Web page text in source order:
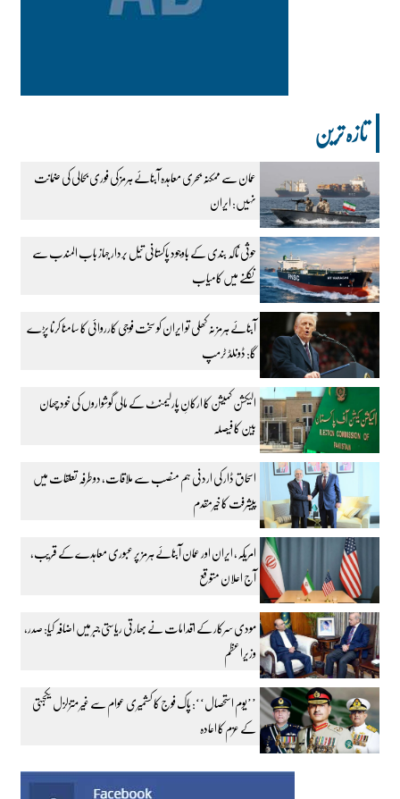
تازہ ترین
عمان سے ممکنہ بحری معاہدہ آبنائے ہرمز کی فوری بحالی کی ضمانت
نہیں: ایران
حوثی ناکہ بندی کے باوجود پاکستانی تیل بردار جہاز باب المندب سے
نکلنے میں کامیاب
آبنائے ہرمز نہ کھلی تو ایران کو سخت فوجی کارروائی کا سامنا کرنا پڑے
گا: ڈونلڈ ٹرمپ
الیکشن کمیشن کا ارکانِ پارلیمنٹ کے مالی گوشواروں کی خود چھان
بین کا فیصلہ
اسحاق ڈار کی اردنی ہم منصب سے ملاقات، دوطرفہ تعلقات میں
پیشرفت کا خیرمقدم
امریکہ، ایران اور عمان آبنائے ہرمز پر عبوری معاہدے کے قریب،
آج اعلان متوقع
مودی سرکار کے اقدامات نے بھارتی ریاستی جبر میں اضافہ کیا: صدر،
وزیراعظم
’’یوم استحصال‘‘: پاک فوج کا کشمیری عوام سے غیر متزلزل یکجہتی
کے عزم کا اعادہ